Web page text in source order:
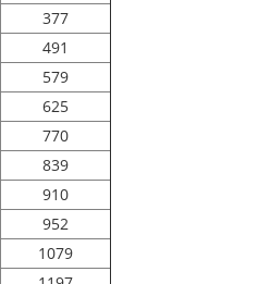
377
491
579
625
770
839
910
952
1079